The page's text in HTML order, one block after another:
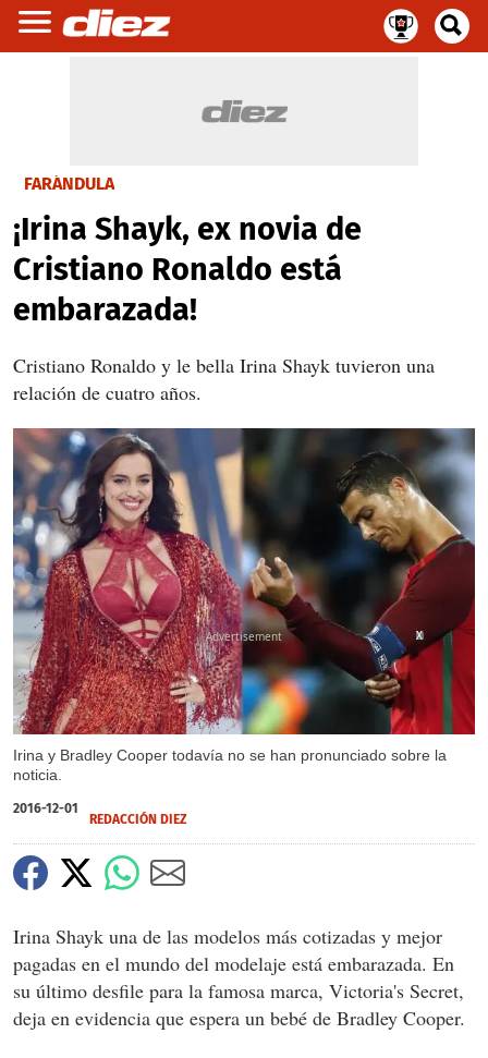
FARÁNDULA
¡Irina Shayk, ex novia de
Cristiano Ronaldo está
embarazada!
Cristiano Ronaldo y le bella Irina Shayk tuvieron una
relación de cuatro años.
Irina y Bradley Cooper todavía no se han pronunciado sobre la
noticia.
X
X
2016-12-01
REDACCIÓN DIEZ
Irina Shayk una de las modelos más cotizadas y mejor
pagadas en el mundo del modelaje está embarazada. En
su último desfile para la famosa marca, Victoria's Secret,
deja en evidencia que espera un bebé de Bradley Cooper.